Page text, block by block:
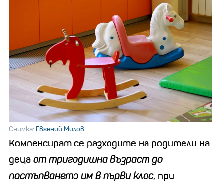
Снимка: Евгений Милов
Компенсират се разходите на родители на
деца от тригодишна възраст до
постъпването им в първи клас, при